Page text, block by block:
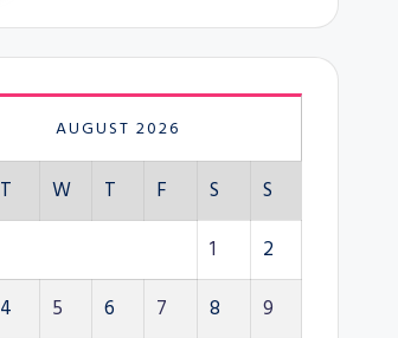
AUGUST 2026
T W T F S
S
1
2
4 5 6 7 8
9